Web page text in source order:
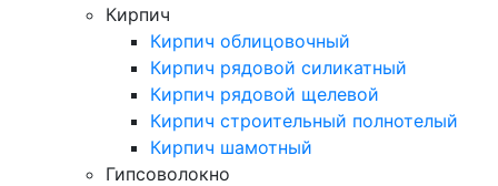
Кирпич
Кирпич облицовочный
Кирпич рядовой силикатный
Кирпич рядовой щелевой
Кирпич строительный полнотелый
Кирпич шамотный
Гипсоволокно